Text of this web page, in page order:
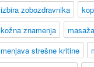
izbira zobozdravnika
kožna znamenja
menjava strešne kritine